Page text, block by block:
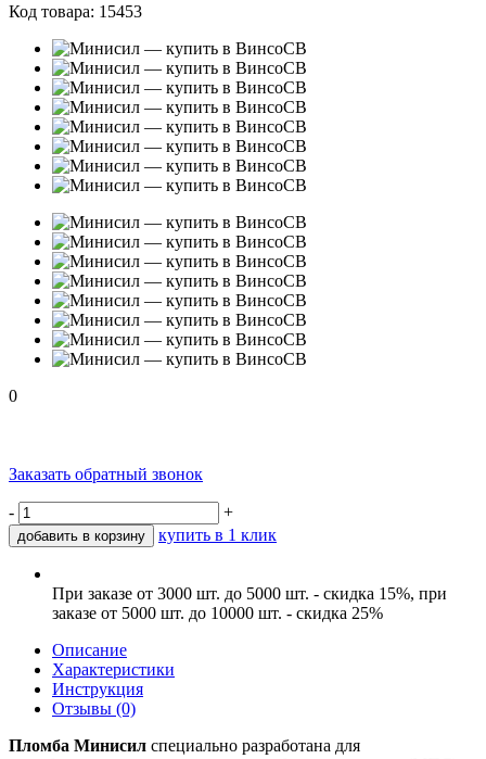
Код товара: 15453
0
Заказать обратный звонок
- +
добавить в корзину купить в 1 клик
При заказе от 3000 шт. до 5000 шт. - скидка 15%, при
заказе от 5000 шт. до 10000 шт. - скидка 25%
Описание
Характеристики
Инструкция
Отзывы (0)
Пломба Минисил специально разработана для